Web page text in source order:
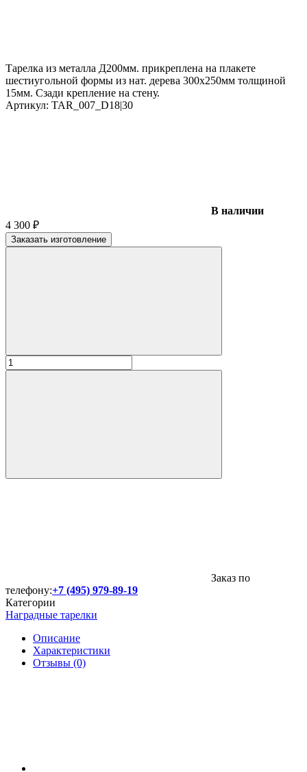
Тарелка из металла Д200мм. прикреплена на плакете
шестиугольной формы из нат. дерева 300х250мм толщиной
15мм. Сзади крепление на стену.
Артикул: TAR_007_D18|30
В наличии
4 300 ₽
Заказать изготовление
Заказ по
телефону:+7 (495) 979-89-19
Категории
Наградные тарелки
Описание
Характеристики
Отзывы (0)